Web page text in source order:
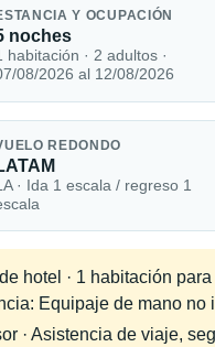
Y OCUPACIÓN
noches
habitación · 2 adultos ·
08/2026 al 12/08/2026
REDONDO
· Ida 1 escala / regreso 1
hotel · 1 habitación
Equipaje de mano
· Asistencia de viaje,